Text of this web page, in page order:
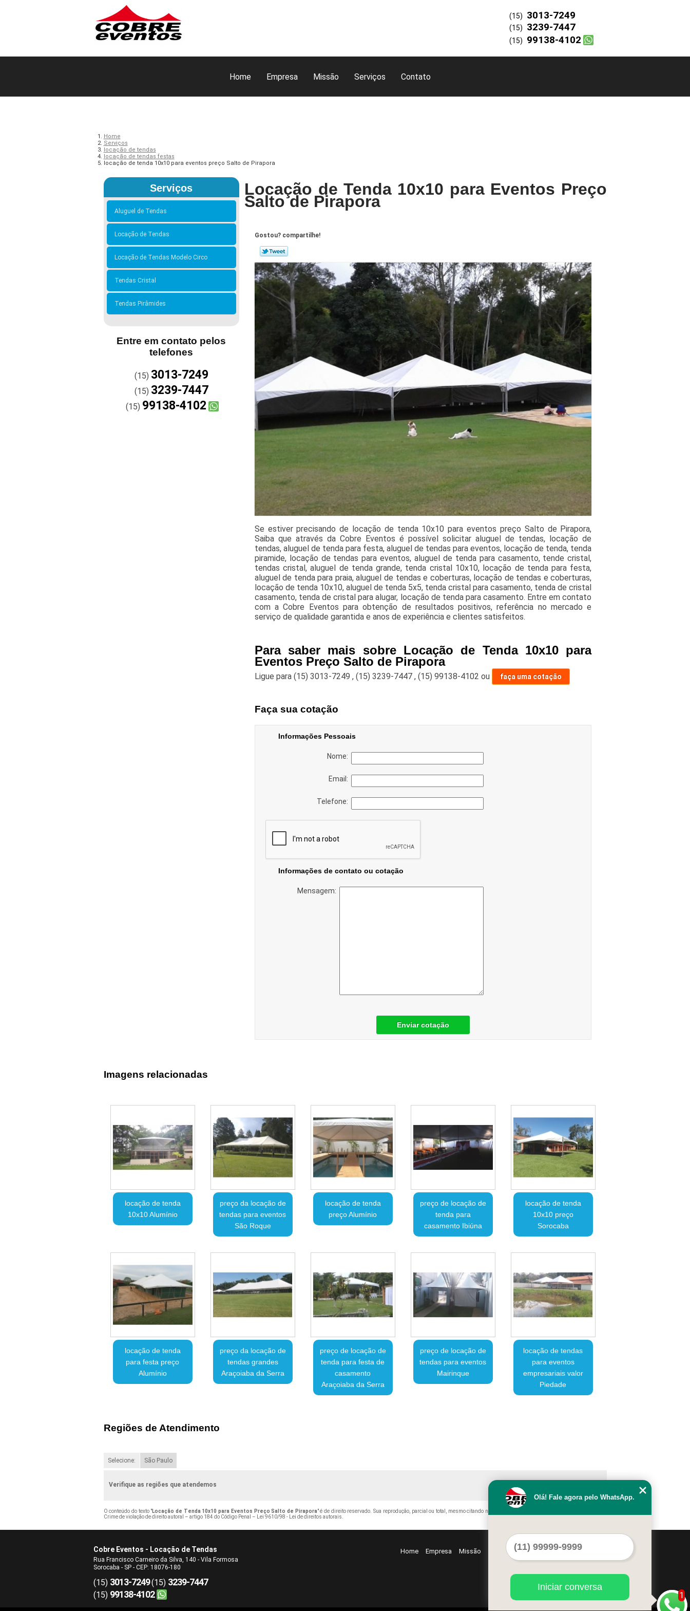
Home Empresa Missão Serviços Contato
(15) 3013-7249
(15) 3239-7447
(15) 99138-4102
Home
Serviços
locação de tendas
locação de tendas festas
locação de tenda 10x10 para eventos preço Salto de Pirapora
Serviços
Aluguel de Tendas
Locação de Tendas
Locação de Tendas Modelo Circo
Tendas Cristal
Tendas Pirâmides
Entre em contato pelos
telefones
(15) 3013-7249
(15) 3239-7447
(15) 99138-4102
Locação de Tenda 10x10 para Eventos Preço
Salto de Pirapora
Gostou? compartilhe!
Se estiver precisando de locação de tenda 10x10 para eventos preço Salto de Pirapora,
Saiba que através da Cobre Eventos é possível solicitar aluguel de tendas, locação de
tendas, aluguel de tenda para festa, aluguel de tendas para eventos, locação de tenda, tenda
piramide, locação de tendas para eventos, aluguel de tenda para casamento, tende cristal,
tendas cristal, aluguel de tenda grande, tenda cristal 10x10, locação de tenda para festa,
aluguel de tenda para praia, aluguel de tendas e coberturas, locação de tendas e coberturas,
locação de tenda 10x10, aluguel de tenda 5x5, tenda cristal para casamento, tenda de cristal
casamento, tenda de cristal para alugar, locação de tenda para casamento. Entre em contato
com a Cobre Eventos para obtenção de resultados positivos, referência no mercado e
serviço de qualidade garantida e anos de experiência e clientes satisfeitos.
Para saber mais sobre Locação de Tenda 10x10 para
Eventos Preço Salto de Pirapora
Ligue para (15) 3013-7249 , (15) 3239-7447 , (15) 99138-4102 ou faça uma cotação
Faça sua cotação
Informações Pessoais
Nome:
Email:
Telefone:
Informações de contato ou cotação
Mensagem:
Enviar cotação
Imagens relacionadas
locação de tenda
10x10 Alumínio
preço da locação de
tendas para eventos
São Roque
locação de tenda
preço Alumínio
preço de locação de
tenda para
casamento Ibiúna
locação de tenda
10x10 preço
Sorocaba
locação de tenda
para festa preço
Alumínio
preço da locação de
tendas grandes
Araçoiaba da Serra
preço de locação de
tenda para festa de
casamento
Araçoiaba da Serra
preço de locação de
tendas para eventos
Mairinque
locação de tendas
para eventos
empresariais valor
Piedade
Regiões de Atendimento
Selecione: São Paulo
Verifique as regiões que atendemos
O conteúdo do texto "Locação de Tenda 10x10 para Eventos Preço Salto de Pirapora" é de direito reservado. Sua reprodução, parcial ou total, mesmo citando nossos links, é proibida sem a autorização do autor.
Crime de violação de direito autoral – artigo 184 do Código Penal – Lei 9610/98 - Lei de direitos autorais.
Cobre Eventos - Locação de Tendas
Rua Francisco Carneiro da Silva, 140 - Vila Formosa
Sorocaba - SP - CEP: 18076-180
(15) 3013-7249(15) 3239-7447
(15) 99138-4102
Home Empresa Missão Serviços Contato Mapa do site
1
Olá! Fale agora pelo WhatsApp.
Iniciar conversa